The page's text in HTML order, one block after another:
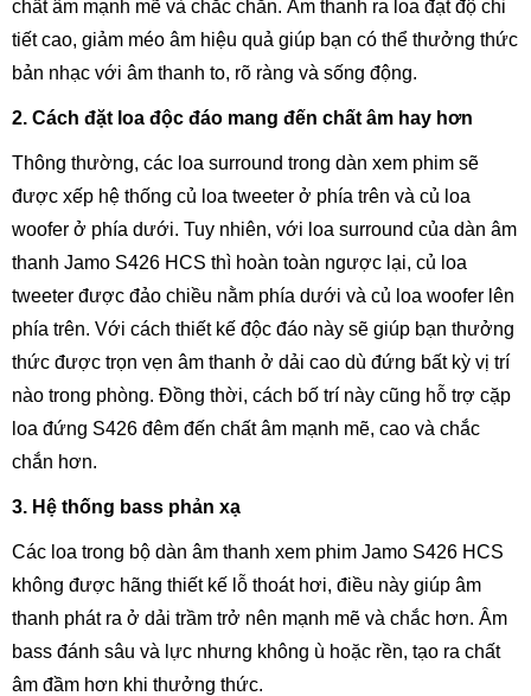
chất âm mạnh mẽ và chắc chắn. Âm thanh ra loa đạt độ chi
tiết cao, giảm méo âm hiệu quả giúp bạn có thể thưởng thức
bản nhạc với âm thanh to, rõ ràng và sống động.
2. Cách đặt loa độc đáo mang đến chất âm hay hơn
Thông thường, các loa surround trong dàn xem phim sẽ
được xếp hệ thống củ loa tweeter ở phía trên và củ loa
woofer ở phía dưới. Tuy nhiên, với loa surround của dàn âm
thanh Jamo S426 HCS thì hoàn toàn ngược lại, củ loa
tweeter được đảo chiều nằm phía dưới và củ loa woofer lên
phía trên. Với cách thiết kế độc đáo này sẽ giúp bạn thưởng
thức được trọn vẹn âm thanh ở dải cao dù đứng bất kỳ vị trí
nào trong phòng. Đồng thời, cách bố trí này cũng hỗ trợ cặp
loa đứng S426 đêm đến chất âm mạnh mẽ, cao và chắc
chắn hơn.
3. Hệ thống bass phản xạ
Các loa trong bộ dàn âm thanh xem phim Jamo S426 HCS
không được hãng thiết kế lỗ thoát hơi, điều này giúp âm
thanh phát ra ở dải trầm trở nên mạnh mẽ và chắc hơn. Âm
bass đánh sâu và lực nhưng không ù hoặc rền, tạo ra chất
âm đầm hơn khi thưởng thức.